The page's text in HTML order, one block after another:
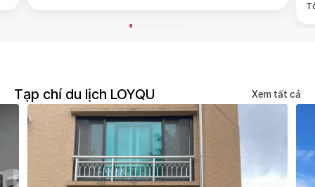
Tạp chí du lịch LOYQU Xem tất cả